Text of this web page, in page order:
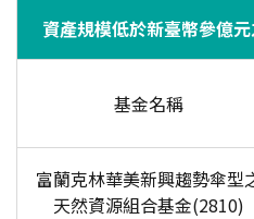
資產規模低於新臺幣參億
基金名稱
富蘭克林華美新興趨勢傘型
天然資源組合基金(2810)